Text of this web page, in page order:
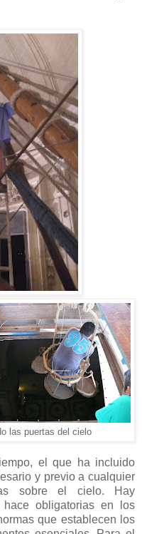
las puertas del cielo
el que ha incluido
y previo a cualquier
sobre el cielo. Hay
obligatorias en los
que establecen los